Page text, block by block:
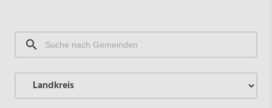
Suche
nach
Gemeinden